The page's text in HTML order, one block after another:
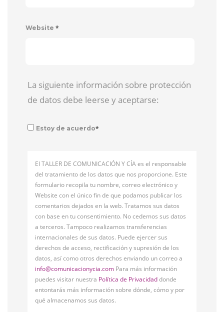
Website *
La siguiente información sobre protección
de datos debe leerse y aceptarse:
Estoy de acuerdo*
El TALLER DE COMUNICACIÓN Y CÍA es el responsable
del tratamiento de los datos que nos proporcione. Este
formulario recopila tu nombre, correo electrónico y
Website con el único fin de que podamos publicar los
comentarios dejados en la web. Tratamos sus datos
con base en tu consentimiento. No cedemos sus datos
a terceros. Tampoco realizamos transferencias
internacionales de sus datos. Puede ejercer sus
derechos de acceso, rectificación y supresión de los
datos, así como otros derechos enviando un correo a
info@comunicacionycia.com Para más información
puedes visitar nuestra Política de Privacidaddonde
entontarás más información sobre dónde, cómo y por
qué almacenamos sus datos.